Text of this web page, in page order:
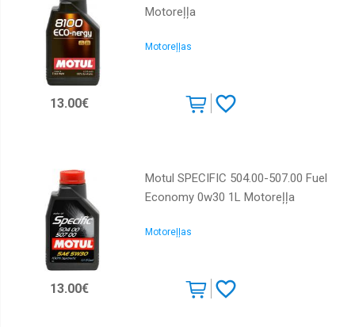
Motoreļļa
Motoreļļas
13.00€
Motul SPECIFIC 504.00-507.00 Fuel
Economy 0w30 1L Motoreļļa
Motoreļļas
13.00€